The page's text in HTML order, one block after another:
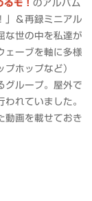
るモ！ のアルバム
」＆再録ミニアル
な世の中を私達が
ェーブを軸に多様
ホップなど）
グループ。屋外で
れていました。
動画を載せておき